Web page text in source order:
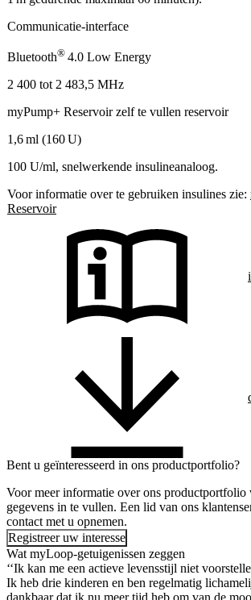
Communicatie-interface
Bluetooth® 4.0 Low Energy
2 400 tot 2 483,5 MHz
myPump+ Reservoir zelf te vullen reservoir
1,6 ml (160 U)
100 U/ml, snelwerkende insulineanaloog.
Voor informatie over te gebruiken insulines zie:
Reservoir
Bent u geïnteresseerd in ons productportfolio?
Voor meer informatie over ons
gegevens in te vullen. Een lid van ons
contact met u opnemen.
Registreer uw interesse
Wat myLoop-getuigenissen zeggen
‘‘Ik kan me een actieve levensstijl niet
Ik heb drie kinderen en ben regelmatig
dankbaar dat ik nu meer tijd heb om van de